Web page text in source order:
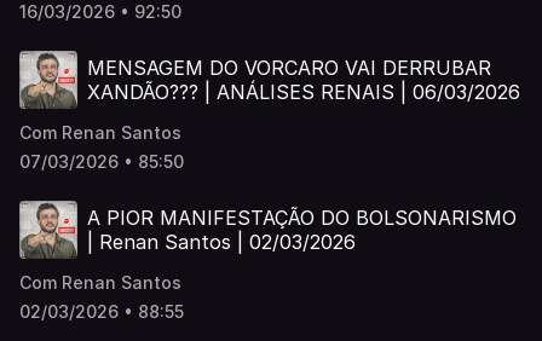
16/03/2026 • 92:50
MENSAGEM DO VORCARO VAI DERRUBAR
XANDÃO??? | ANÁLISES RENAIS | 06/03/2026
Com Renan Santos
07/03/2026 • 85:50
A PIOR MANIFESTAÇÃO DO BOLSONARISMO
| Renan Santos | 02/03/2026
Com Renan Santos
02/03/2026 • 88:55